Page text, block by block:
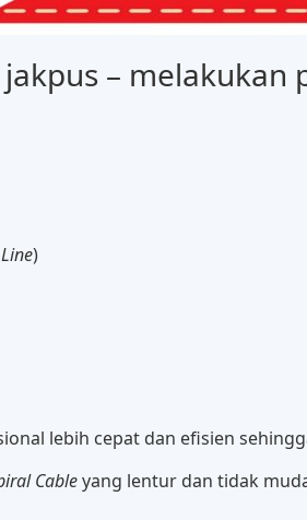
– melakukan
)
lebih cepat dan efisien
Cableyang lentur dan tidak